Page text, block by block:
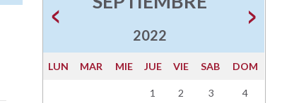
2022
LUN MAR MIE JUE VIE SAB DOM
1 2 3 4